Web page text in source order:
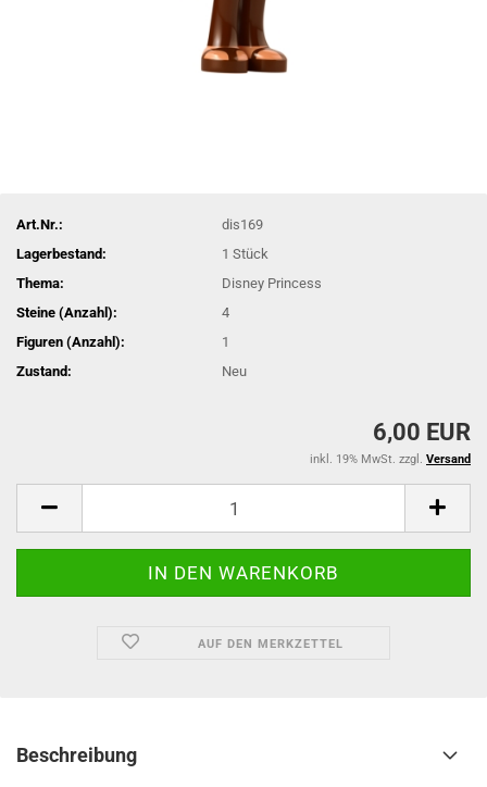
Art.Nr.:
dis169
Lagerbestand:
1Stück
Thema:
Disney Princess
Steine (Anzahl):
4
Figuren (Anzahl):
1
Zustand:
Neu
6,00 EUR
inkl. 19% MwSt. zzgl. Versand
AUF DEN MERKZETTEL
Beschreibung